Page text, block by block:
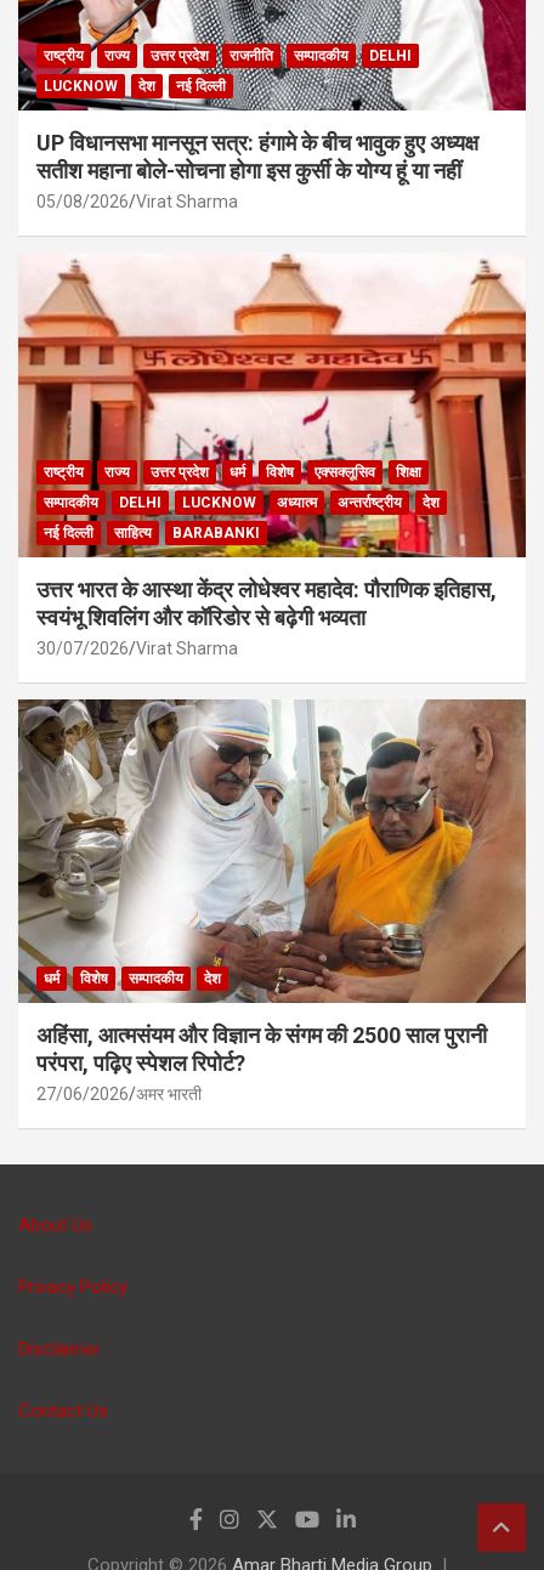
राष्ट्रीय राज्य उत्तर प्रदेश राजनीति सम्पादकीय
DELHI
LUCKNOW
देश नई दिल्ली
UP विधानसभा मानसून सत्र: हंगामे के बीच भावुक हुए अध्यक्ष
सतीश महाना बोले-सोचना होगा इस कुर्सी के योग्य हूं या नहीं
05/08/2026 Virat Sharma
राष्ट्रीय राज्य उत्तर प्रदेश धर्म विशेष एक्सक्लूसिव
शिक्षा
सम्पादकीय
DELHI LUCKNOW अध्यात्म अन्तर्राष्ट्रीय
देश
नई दिल्ली
साहित्य BARABANKI
उत्तर भारत के आस्था केंद्र लोधेश्वर महादेव: पौराणिक इतिहास,
स्वयंभू शिवलिंग और कॉरिडोर से बढ़ेगी भव्यता
30/07/2026 Virat Sharma
धर्म विशेष सम्पादकीय देश
अहिंसा, आत्मसंयम और विज्ञान के संगम की 2500 साल पुरानी
परंपरा, पढ़िए स्पेशल रिपोर्ट?
27/06/2026 अमर भारती
About Us
Privacy Policy
Disclaimer
Contact Us
Copyright © 2026 Amar Bharti Media Group